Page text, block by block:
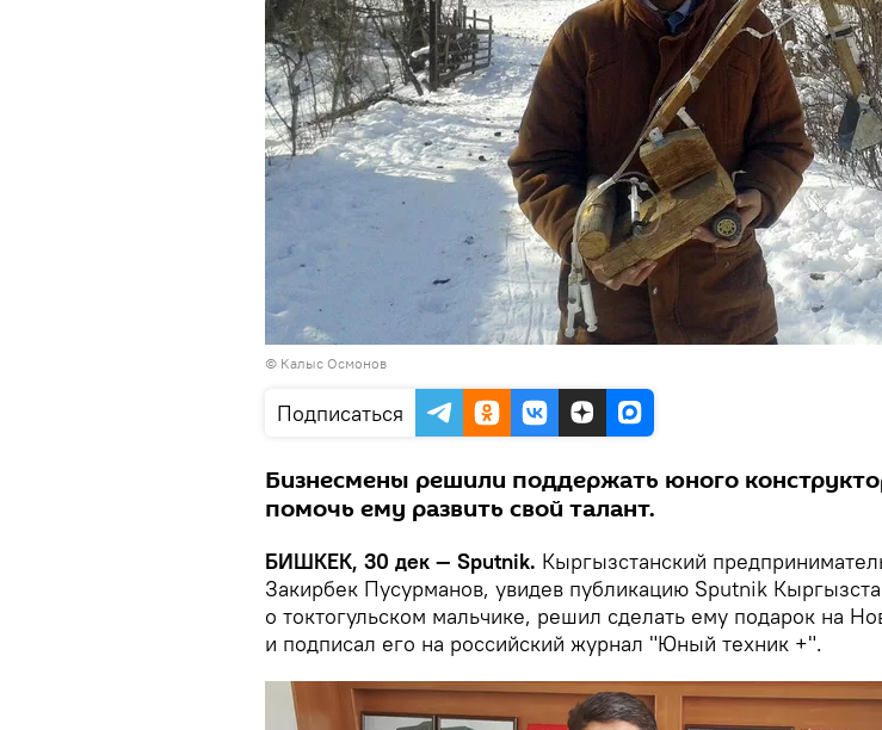
© Калыс Осмонов
Подписаться
Бизнесмены решили поддержать юного
помочь ему развить свой талант.
БИШКЕК, 30 дек — Sputnik. Кыргызстанский
Закирбек Пусурманов, увидев публикацию Sputnik
о токтогульском мальчике, решил сделать ему подарок на
и подписал его на российский журнал "Юный техник +".